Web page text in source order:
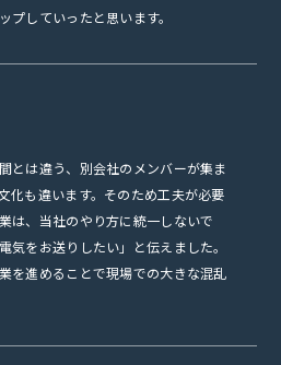
プしていったと思います。
とは違う、別会社のメンバーが集ま
化も違います。そのため工夫が必要
は、当社のやり方に統一しないで
気をお送りしたい」と伝えました。
を進めることで現場での大きな混乱